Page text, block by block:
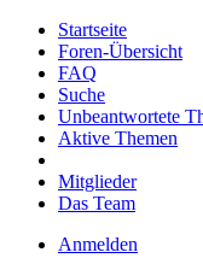
Startseite
Foren-Übersicht
FAQ
Suche
Unbeantwortete
Aktive Themen
Mitglieder
Das Team
Anmelden